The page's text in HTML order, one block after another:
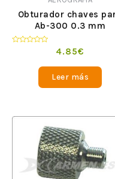
Obturador chaves
Ab-300 0.3 mm
4.85€
Leer más